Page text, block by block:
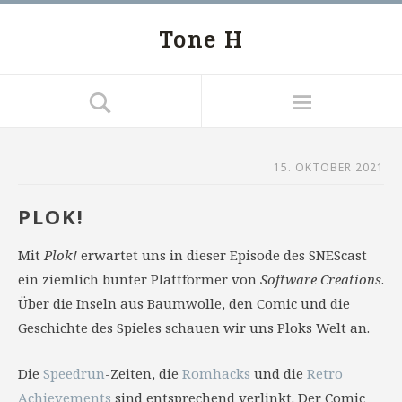
Tone H
15. OKTOBER 2021
PLOK!
MitPlok! erwartet uns in dieser Episode des SNEScast
ein ziemlich bunter Plattformer von Software Creations.
Über die Inseln aus Baumwolle, den Comic und die
Geschichte des Spieles schauen wir uns Ploks Welt an.
Die Speedrun-Zeiten, die Romhacks und die Retro
Achievements sind entsprechend verlinkt. Der Comic